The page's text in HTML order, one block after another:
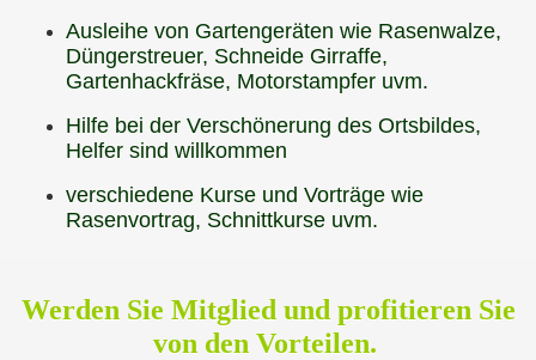
Ausleihe von Gartengeräten wie Rasenwalze,
Düngerstreuer, Schneide Girraffe,
Gartenhackfräse, Motorstampfer uvm.
Hilfe bei der Verschönerung des Ortsbildes,
Helfer sind willkommen
verschiedene Kurse und Vorträge wie
Rasenvortrag, Schnittkurse uvm.
Werden Sie Mitglied und profitieren Sie
von den Vorteilen.